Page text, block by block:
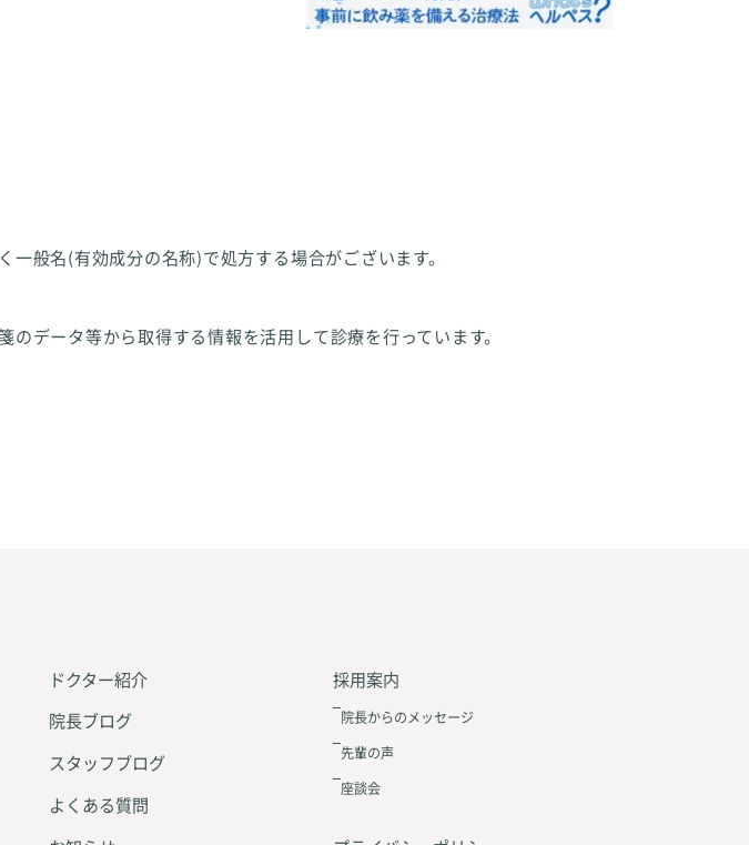
般名(有効成分の名称)で処方する場合がございます。
データ等から取得する情報を活用して診療を行っています。
ドクター紹介
院長ブログ
スタッフブログ
よくある質問
採用案内
院長からのメッセージ
先輩の声
座談会